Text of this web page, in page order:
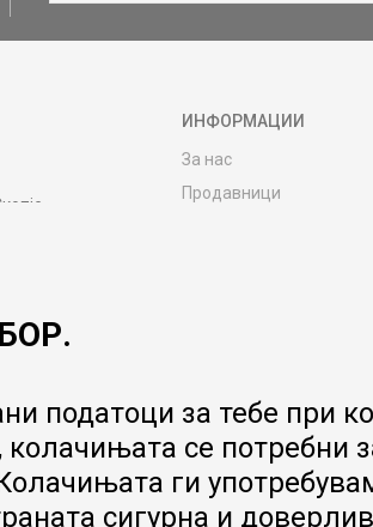
ИНФОРМАЦИИ
За нас
Продавници
Гаранција за производ
Ценовник
податоци за тебе при
се потребни
ги
сигурна и